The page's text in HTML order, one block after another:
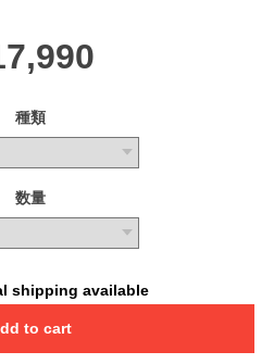
種類
数量
shipping available
to cart